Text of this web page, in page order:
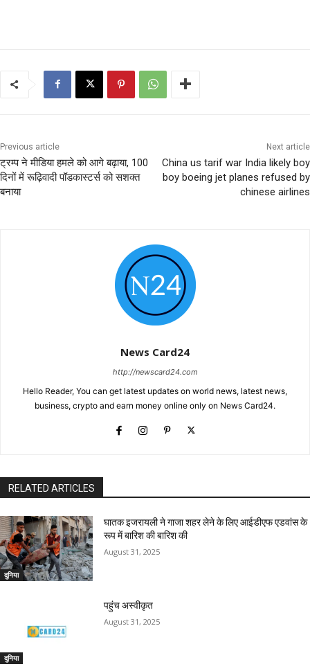
Previous article
ट्रम्प ने मीडिया हमले को आगे बढ़ाया, 100
दिनों में रूढ़िवादी पॉडकास्टर्स को सशक्त
बनाया
Next article
China us tarif war India likely boy
boy boeing jet planes refused by
chinese airlines
News Card24
http://newscard24.com
Hello Reader, You can get latest updates on world news, latest news,
business, crypto and earn money online only on News Card24.
RELATED ARTICLES
दुनिया
घातक इजरायली ने गाजा शहर लेने के लिए आईडीएफ एडवांस के
रूप में बारिश की बारिश की
August 31, 2025
दुनिया
पहुंच अस्वीकृत
August 31, 2025